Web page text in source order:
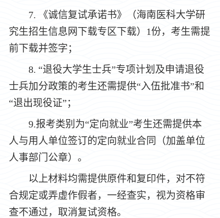
7.
《诚信复试承诺书》（海南医科大学研
究生招生信息网下载专区下载） 1份， 考生需提
前下载并签字；
8. “退役大学生士兵”专项计划及申请退役
士兵加分政策的考生还需提供“入伍批准书”和
“退出现役证”；
9.报考类别为“定向就业”考生还需提供本
人与用人单位签订的定向就业合同（加盖单位
人事部门公章）。
以上材料均需提供原件和复印件，对不符
合规定或弄虚作假者，一经查实，视为资格审
查不通过，取消复试资格。